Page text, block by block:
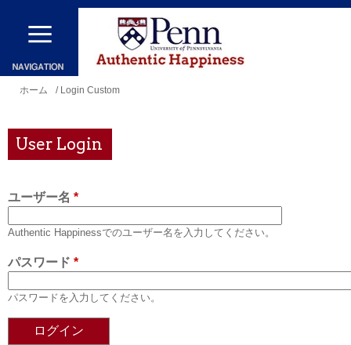
メ
ン
コ
ン
に
移
現
地
ホーム / Login Custom
User Login
ユーザー名 *
Authentic Happinessでのユーザー名を入力してください。
パスワード *
パスワードを入力してください。